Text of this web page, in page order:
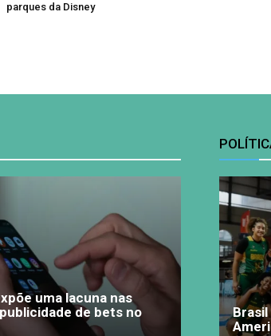
parques da Disney
uma lacuna nas
de bets no